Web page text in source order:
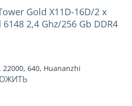
Gold X11D-16D/2 x
2,4 Ghz/256 Gb DDR4
22000, 640, Huananzhi